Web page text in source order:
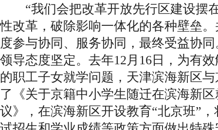
“我们会把改革开放先行区建设摆
性改革，破除影响一体化的各种壁垒
度参与协同、服务协同，最终受益协
领导态度坚定。去年12月16日，为有
的职工子女就学问题，天津滨海新区
了《关于京籍中小学生随迁在滨海新
议》，在滨海新区开设教育“北京班”